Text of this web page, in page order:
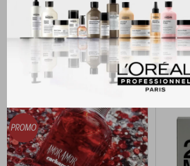
Productos que te